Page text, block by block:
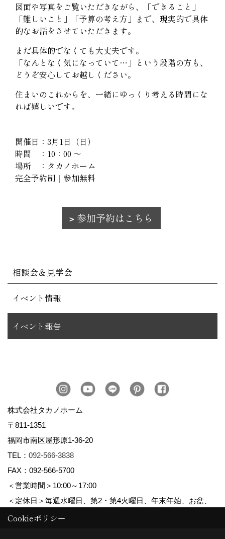
図面や写真をご覧いただきながら、
「できること」
「難しいこと」「予算の考え方」まで、 現実的で具体
的なお話をさせていただきます。
まだ具体的でなくても大丈夫です。
「なんとなく気になっていて…」という段階の方も、
どうぞ安心してお越しください。
住まいのこれからを、一緒にゆっくり考える時間にな
れば嬉しいです。
開催日：3月1日（日）
時間 ：10：00 ～
場所 ：タカノホーム
完全予約制｜参加無料
参加予約はこちら
相談会＆見学会
イベント情報
イベント報告
株式会社タカノホーム
〒811-1351
福岡市南区屋形原1-36-20
TEL： 092-566-3838
FAX：092-566-5700
＜営業時間＞10:00～17:00
＜定休日＞毎週水曜日、第2・第4火曜日、年末年始、お盆、
ゴールデンウィーク、夏季休暇
Cookieポリシー